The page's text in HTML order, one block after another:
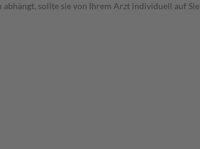
sollte sie von Ihrem Arzt individuell auf